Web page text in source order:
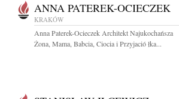
ANNA PATEREK-OCIECZEK
KRAKÓW
Anna Paterek-Ocieczek Architekt Najukochańsza
Żona, Mama, Babcia, Ciocia i Przyjació łka...